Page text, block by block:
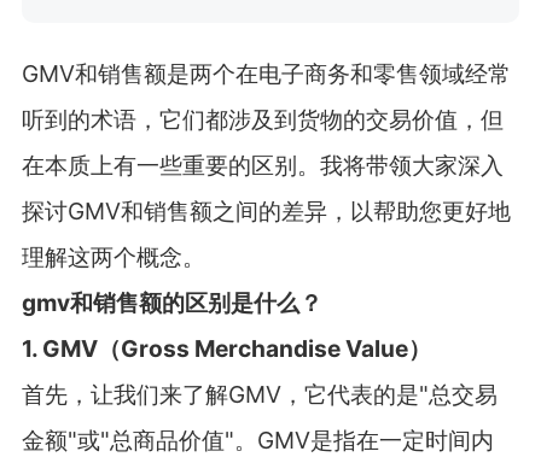
GMV和销售额是两个在电子商务和零售领域经常
听到的术语，它们都涉及到货物的交易价值，但
在本质上有一些重要的区别。我将带领大家深入
探讨GMV和销售额之间的差异，以帮助您更好地
理解这两个概念。
gmv和销售额的区别是什么？
1. GMV（Gross Merchandise Value）
首先，让我们来了解GMV，它代表的是"总交易
金额"或"总商品价值"。GMV是指在一定时间内